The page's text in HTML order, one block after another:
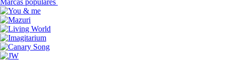
Marcas populares